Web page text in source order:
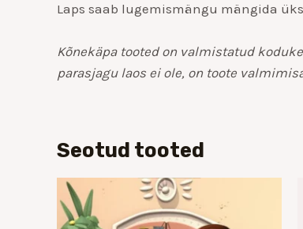
Laps saab lugemismängu mängida
Kõnekäpa tooted on valmistatud
parasjagu laos ei ole, on toote
Seotud tooted